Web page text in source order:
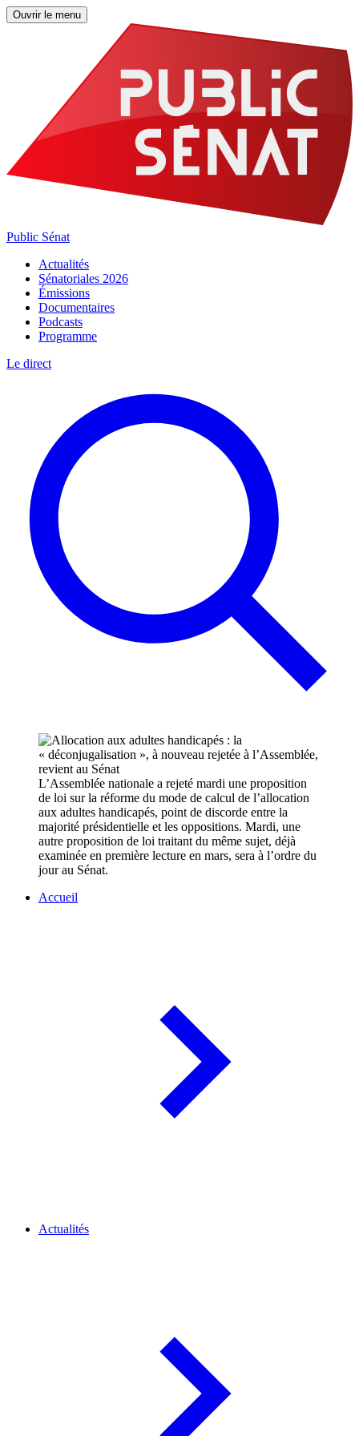
Ouvrir le menu
Public Sénat
Actualités
Sénatoriales 2026
Émissions
Documentaires
Podcasts
Programme
Le direct
L’Assemblée nationale a rejeté mardi une proposition
de loi sur la réforme du mode de calcul de l’allocation
aux adultes handicapés, point de discorde entre la
majorité présidentielle et les oppositions. Mardi, une
autre proposition de loi traitant du même sujet, déjà
examinée en première lecture en mars, sera à l’ordre du
jour au Sénat.
Accueil
Actualités